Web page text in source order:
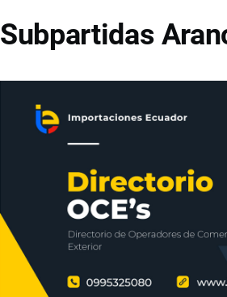
Subpartidas